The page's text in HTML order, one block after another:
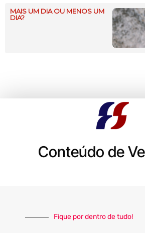
MAIS UM DIA OU MENOS UM
DIA?
Conteúdo de
Fique por dentro de tudo!